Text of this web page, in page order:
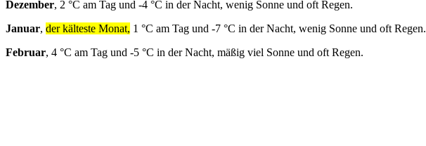
Dezember, 2 °C am Tag und -4 °C in der Nacht, wenig Sonne und oft Regen.
Januar, der kälteste Monat, 1 °C am Tag und -7 °C in der Nacht, wenig Sonne und oft Regen.
Februar, 4 °C am Tag und -5 °C in der Nacht, mäßig viel Sonne und oft Regen.